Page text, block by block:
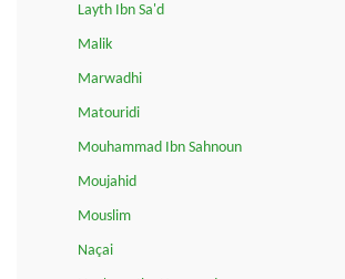
Layth Ibn Sa'd
Malik
Marwadhi
Matouridi
Mouhammad Ibn Sahnoun
Moujahid
Mouslim
Naçai